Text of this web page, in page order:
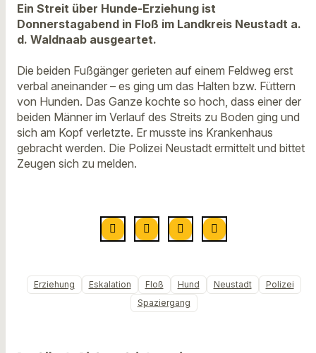
Ein Streit über Hunde-Erziehung ist
Donnerstagabend in Floß im Landkreis Neustadt a.
d. Waldnaab ausgeartet.
Die beiden Fußgänger gerieten auf einem Feldweg erst
verbal aneinander – es ging um das Halten bzw. Füttern
von Hunden. Das Ganze kochte so hoch, dass einer der
beiden Männer im Verlauf des Streits zu Boden ging und
sich am Kopf verletzte. Er musste ins Krankenhaus
gebracht werden. Die Polizei Neustadt ermittelt und bittet
Zeugen sich zu melden.
Erziehung Eskalation Floß Hund Neustadt
Polizei
Spaziergang